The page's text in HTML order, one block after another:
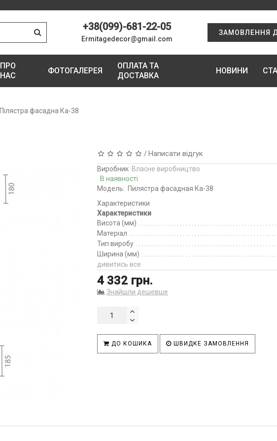
+38(099)-681-22-05
Ermitagedecor@gmail.com
ЗАМОВЛЕННЯ
ПРО
НАС
ФОТОГАЛЕРЕЯ
ОПЛАТА ТА
ДОСТАВКА
НОВИНИ
Пілястра фасадна Ка-38
/Написати відгук
Виробник Власне виробництво
В наявності
Модель: Пилястра фасадная Ка-38
Характеристики
Характеристики
Висота (мм)
Матеріал
Тип виробу
Ширина (мм)
дивитись все
4 332 грн.
Знайшли дешевше
ДО КОШИКА ШВИДКЕ ЗАМОВЛЕННЯ